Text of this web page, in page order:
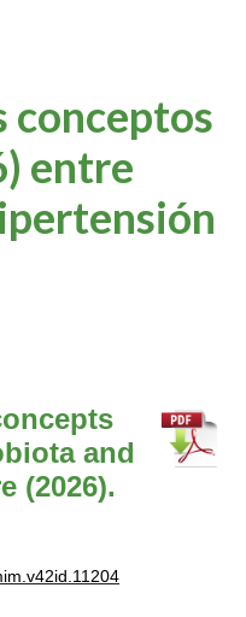
conceptos
entre
and
(2026).